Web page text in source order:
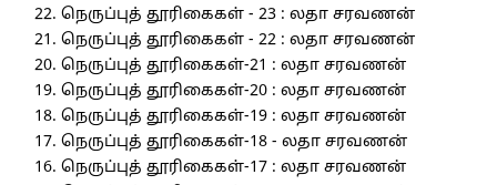
நெருப்புத் தூரிகைகள் - 23 : லதா சரவணன்
நெருப்புத் தூரிகைகள் - 22 : லதா சரவணன்
நெருப்புத் தூரிகைகள்-21 : லதா சரவணன்
நெருப்புத் தூரிகைகள்-20 : லதா சரவணன்
நெருப்புத் தூரிகைகள்-19 : லதா சரவணன்
நெருப்புத் தூரிகைகள்-18 - லதா சரவணன்
நெருப்புத் தூரிகைகள்-17 : லதா சரவணன்